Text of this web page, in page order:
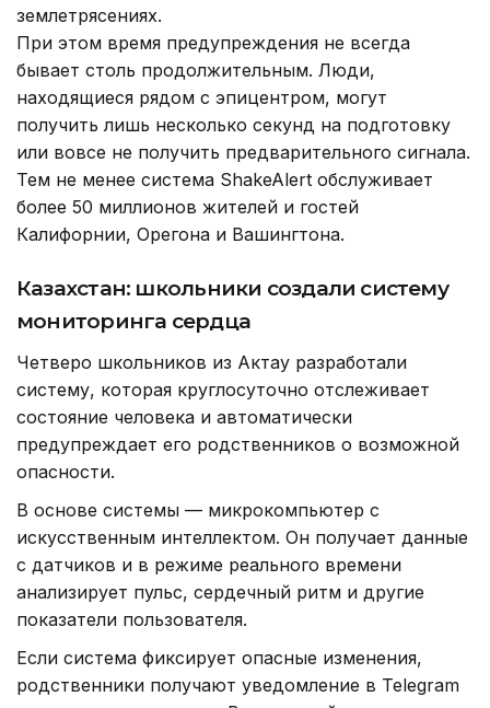
землетрясениях.
При этом время предупреждения не всегда
бывает столь продолжительным. Люди,
находящиеся рядом с эпицентром, могут
получить лишь несколько секунд на подготовку
или вовсе не получить предварительного сигнала.
Тем не менее система ShakeAlert обслуживает
более 50 миллионов жителей и гостей
Калифорнии, Орегона и Вашингтона.
Казахстан: школьники создали систему
мониторинга сердца
Четверо школьников из Актау разработали
систему, которая круглосуточно отслеживает
состояние человека и автоматически
предупреждает его родственников о возможной
опасности.
В основе системы — микрокомпьютер с
искусственным интеллектом. Он получает данные
с датчиков и в режиме реального времени
анализирует пульс, сердечный ритм и другие
показатели пользователя.
Если система фиксирует опасные изменения,
родственники получают уведомление в Telegram